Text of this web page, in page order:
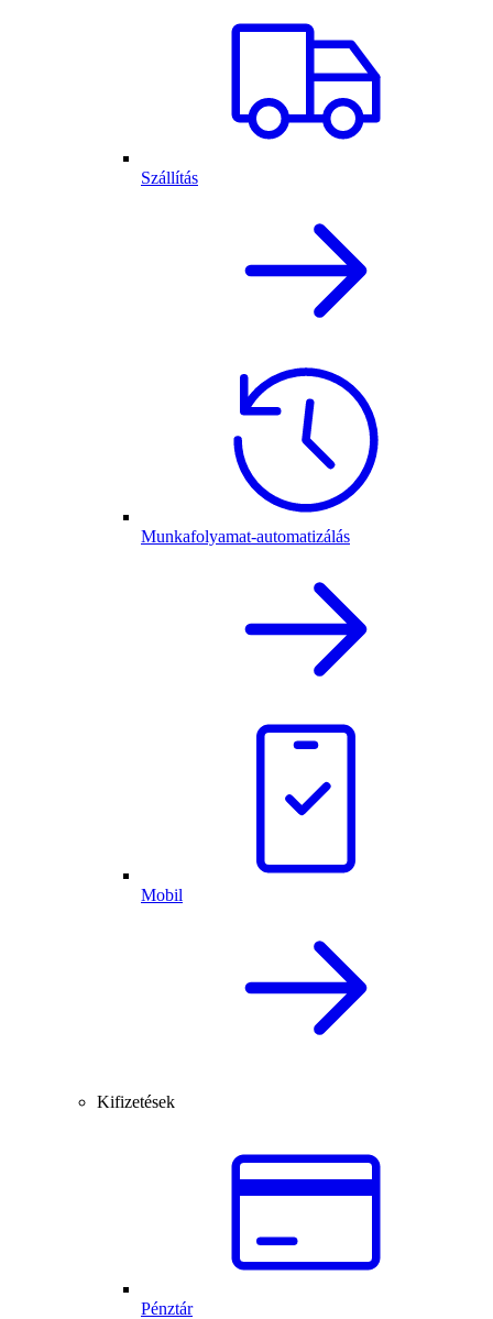
Szállítás
Munkafolyamat-automatizálás
Mobil
Kifizetések
Pénztár